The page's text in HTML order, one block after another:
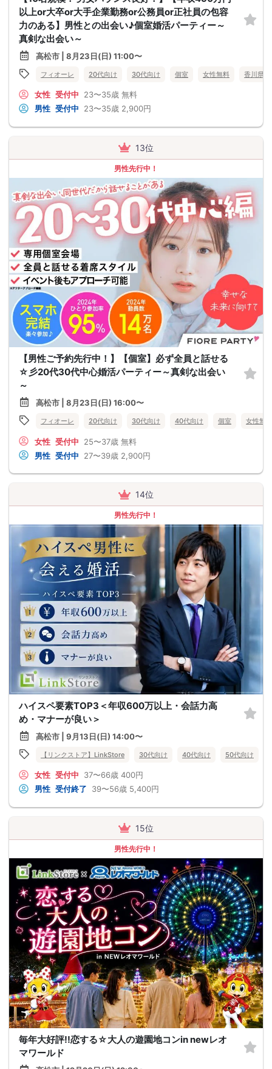
以上or大卒or大手企業勤務or公務員or正社員の包容
力のある】男性との出会い♪個室婚活パーティー～
真剣な出会い～
高松市 | 8月23日(日) 11:00〜
フィオーレ 20代向け 30代向け 個室 女性無料 香川県
女性 受付中 23〜35歳 無料
男性 受付中 23〜35歳 2,900円
13位
男性先行中！
【男性ご予約先行中！】【個室】必ず全員と話せる
☆彡20代30代中心婚活パーティー～真剣な出会い
～
高松市 | 8月23日(日) 16:00〜
フィオーレ 20代向け 30代向け 40代向け 個室 女性無料
女性 受付中 25〜37歳 無料
男性 受付中 27〜39歳 2,900円
14位
男性先行中！
ハイスペ要素TOP3＜年収600万以上・会話力高
め・マナーが良い＞
高松市 | 9月13日(日) 14:00〜
【リンクストア】LinkStore 30代向け 40代向け 50代向け
女性 受付中 37〜66歳 400円
男性 受付終了 39〜56歳 5,400円
15位
男性先行中！
毎年大好評!!恋する☆大人の遊園地コンin newレオ
マワールド